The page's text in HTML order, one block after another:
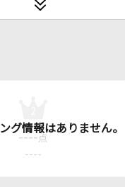
---- 点
----